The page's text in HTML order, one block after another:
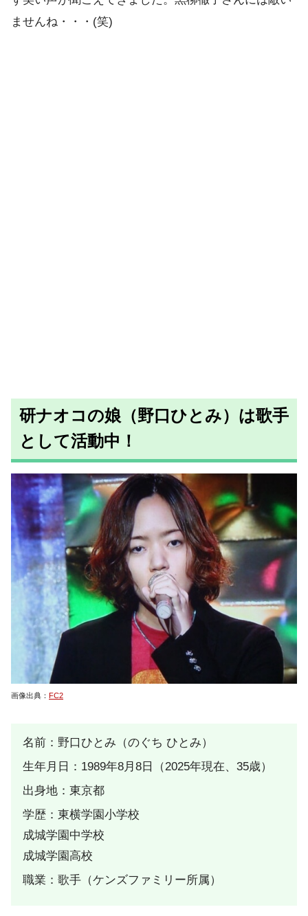
ませんね・・・(笑)
研ナオコの娘（野口ひとみ）は歌手
として活動中！
画像出典： FC2
名前：野口ひとみ（のぐち ひとみ）
生年月日：1989年8月8日（2025年現在、35歳）
出身地：東京都
学歴：東横学園小学校
成城学園中学校
成城学園高校
職業：歌手（ケンズファミリー所属）